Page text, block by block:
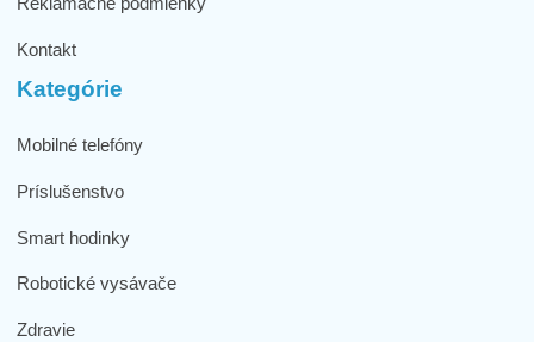
Kontakt
Kategórie
Mobilné telefóny
Príslušenstvo
Smart hodinky
Robotické vysávače
Zdravie